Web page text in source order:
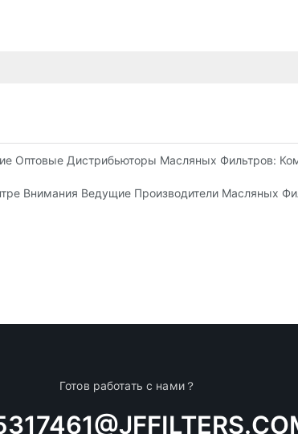
Обзор
Оптовые Дистрибьюторы Масляных Фильтров:
Внимания Ведущие Производители Масляных
Готов работать с нами？